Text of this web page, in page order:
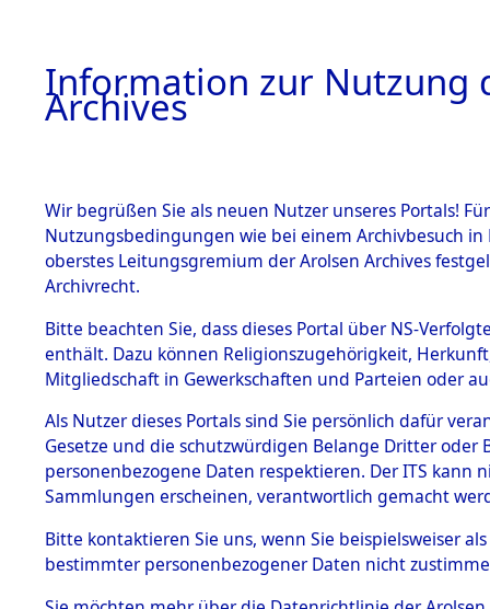
BESTÄNDE
1.
mente
5. Verschiedenes
5.3
Todesmärsche
5.3.1 Alliierte
Erhebungen
zu
Todesmärsch
en
→0159
Information zur Nutzung
Archives
Wir begrüßen Sie als neuen Nutzer unseres Portals!
Nutzungsbedingungen wie bei einem Archivbesuch
oberstes Leitungsgremium der Arolsen Archives
Archivrecht.
Bitte beachten Sie, dass dieses Portal über NS-
enthält. Dazu können Religionszugehörigkeit,
Mitgliedschaft in Gewerkschaften und Parteien oder
Als Nutzer dieses Portals sind Sie persönlich dafür
Gesetze und die schutzwürdigen Belange Dritter
personenbezogene Daten respektieren. Der ITS
Sammlungen erscheinen, verantwortlich gemacht
Bitte kontaktieren Sie uns, wenn Sie beispielsweiser
bestimmter personenbezogener Daten nicht